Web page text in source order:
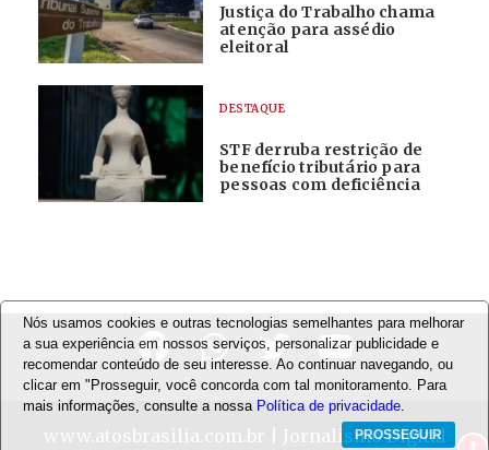
Justiça do Trabalho chama
atenção para assédio
eleitoral
DESTAQUE
STF derruba restrição de
benefício tributário para
pessoas com deficiência
www.atosbrasilia.com.br | Jornalismo Digital
Nós usamos cookies e outras tecnologias semelhantes para melhorar
a sua experiência em nossos serviços, personalizar publicidade e
recomendar conteúdo de seu interesse. Ao continuar navegando, ou
clicar em "Prosseguir, você concorda com tal monitoramento. Para
mais informações, consulte a nossa Política de privacidade.
PROSSEGUIR